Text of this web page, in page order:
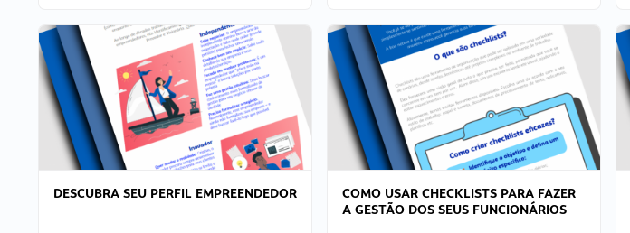
DESCUBRA SEU PERFIL EMPREENDEDOR
COMO USAR CHECKLISTS PARA FAZER
A GESTÃO DOS SEUS FUNCIONÁRIOS